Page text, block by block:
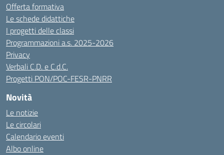
Offerta formativa
Le schede didattiche
I progetti delle classi
Programmazioni a.s. 2025-2026
Privacy
Verbali C.D. e C.d.C.
Progetti PON/POC-FESR-PNRR
Novità
Le notizie
Le circolari
Calendario eventi
Albo online